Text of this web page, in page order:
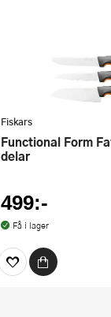
Fiskars
Functional Form Favoritknivset 3
delar
499:-
Få i lager